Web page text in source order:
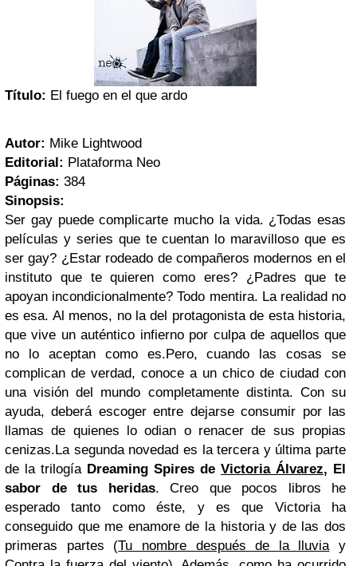
Título: El fuego en el que ardo
Autor: Mike Lightwood
Editorial: Plataforma Neo
Páginas: 384
Sinopsis:
Ser gay puede complicarte mucho la vida. ¿Todas esas
películas y series que te cuentan lo maravilloso que es
ser gay? ¿Estar rodeado de compañeros modernos en el
instituto que te quieren como eres? ¿Padres que te
apoyan incondicionalmente?Todo mentira. La realidad no
es esa. Al menos, no la del protagonista de esta historia,
que vive un auténtico infierno por culpa de aquellos que
no lo aceptan como es.Pero, cuando las cosas se
complican de verdad, conoce a un chico de ciudad con
una visión del mundo completamente distinta. Con su
ayuda, deberá escoger entre dejarse consumir por las
llamas de quienes lo odian o renacer de sus propias
cenizas.La segunda novedad es la tercera y última parte
de la trilogía Dreaming Spires de Victoria Álvarez, El
sabor de tus heridas. Creo que pocos libros he
esperado tanto como éste, y es que Victoria ha
conseguido que me enamore de la historia y de las dos
primeras partes (Tu nombre después de la lluviay